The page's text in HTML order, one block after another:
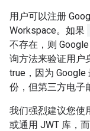
用户可以注册
Workspace。如果
不存在，则
询方法来验证用户
true，因为 Google
份，但第三方电子
我们强烈建议您使
或通用 JWT 库，